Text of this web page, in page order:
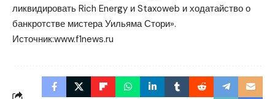
ликвидировать Rich Energy и Staxoweb и ходатайство о
банкротстве мистера Уильяма Стори».
Источник:www.f1news.ru